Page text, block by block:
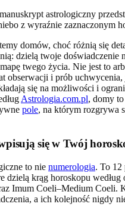
domów, choć różnią się
dzielą twoje doświadczenie
twego życia. Nie jest to
obserwacji i prób
się na możliwości i
Astrologia.com.pl, domy
pole, na którym rozgrywa
się w Twój
to nie numerologia. To 12
dzielą krąg horoskopu według
Imum Coeli–Medium Coeli.
a ich kolejność nigdy